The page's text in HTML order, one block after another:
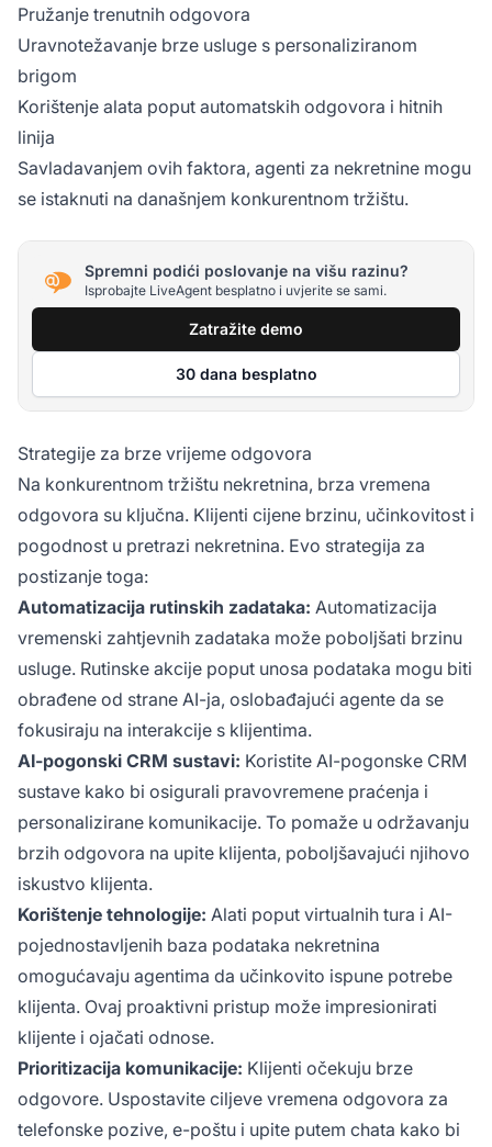
Pružanje trenutnih odgovora
Uravnotežavanje brze usluge s personaliziranom
brigom
Korištenje alata poput automatskih odgovora i hitnih
linija
Savladavanjem ovih faktora, agenti za nekretnine mogu
se istaknuti na današnjem konkurentnom tržištu.
Spremni podići poslovanje na višu razinu?
Isprobajte LiveAgent besplatno i uvjerite se sami.
Zatražite demo
30 dana besplatno
Strategije za brze vrijeme odgovora
Na konkurentnom tržištu nekretnina, brza vremena
odgovora su ključna. Klijenti cijene brzinu, učinkovitost i
pogodnost u pretrazi nekretnina. Evo strategija za
postizanje toga:
Automatizacija rutinskih zadataka: Automatizacija
vremenski zahtjevnih zadataka može poboljšati brzinu
usluge. Rutinske akcije poput unosa podataka mogu biti
obrađene od strane AI-ja, oslobađajući agente da se
fokusiraju na interakcije s klijentima.
AI-pogonski CRM sustavi: Koristite AI-pogonske CRM
sustave kako bi osigurali pravovremene praćenja i
personalizirane komunikacije. To pomaže u održavanju
brzih odgovora na upite klijenta, poboljšavajući njihovo
iskustvo klijenta.
Korištenje tehnologije: Alati poput virtualnih tura i AI-
pojednostavljenih baza podataka nekretnina
omogućavaju agentima da učinkovito ispune potrebe
klijenta. Ovaj proaktivni pristup može impresionirati
klijente i ojačati odnose.
Prioritizacija komunikacije: Klijenti očekuju brze
odgovore. Uspostavite ciljeve vremena odgovora za
telefonske pozive, e-poštu i upite putem chata kako bi